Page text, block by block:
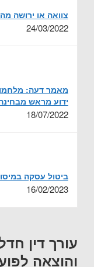
צוואה או ירושה
24/03/2022
מאמר דעה:
ידוע מראש
18/07/2022
ביטול עסקה
16/02/2023
עורך דין
והוצאה